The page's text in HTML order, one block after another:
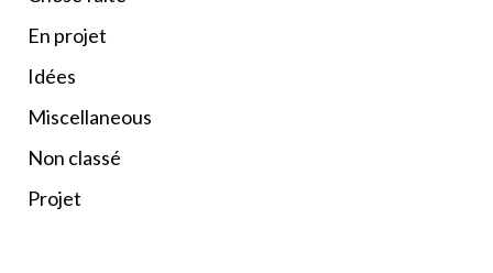
En projet
Idées
Miscellaneous
Non classé
Projet